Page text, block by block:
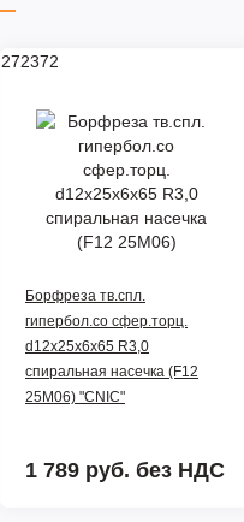
272372
Борфреза тв.спл.
гипербол.со сфер.торц.
d12х25х6х65 R3,0
спиральная насечка (F12
25М06) "CNIC"
1 789 руб. без НДС